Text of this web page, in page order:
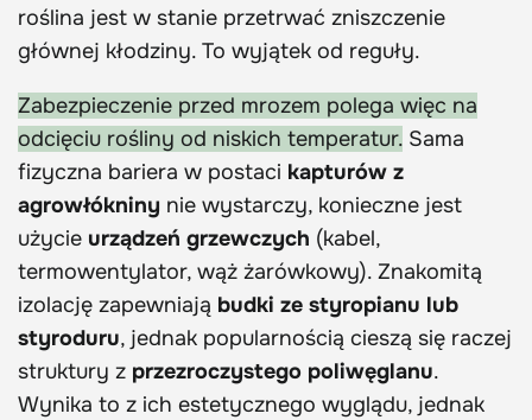
roślina jest w stanie przetrwać zniszczenie
głównej kłodziny. To wyjątek od reguły.
Zabezpieczenie przed mrozem polega więc na
odcięciu rośliny od niskich temperatur. Sama
fizyczna bariera w postaci kapturów z
agrowłókniny nie wystarczy, konieczne jest
użycie urządzeń grzewczych (kabel,
termowentylator, wąż żarówkowy). Znakomitą
izolację zapewniają budki ze styropianu lub
styroduru, jednak popularnością cieszą się raczej
struktury z przezroczystego poliwęglanu.
Wynika to z ich estetycznego wyglądu, jednak